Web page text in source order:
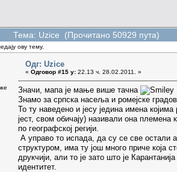
Тема: Uzice (Прочитано 50929 пута)
ову тему.
Одг: Uzice
« Одговор #15 у: 22.13 ч. 28.02.2011. »
Значи, мапа је мање више тачна
Знамо за српска насеља и ромејске
То ту наведено и јесу једина имена
јест, свом обичају) називали она
по географској регији.
А управо то испада, да су се све остали
структуром, има ту још много приче која
друкчији, али то је зато што је
идентитет.